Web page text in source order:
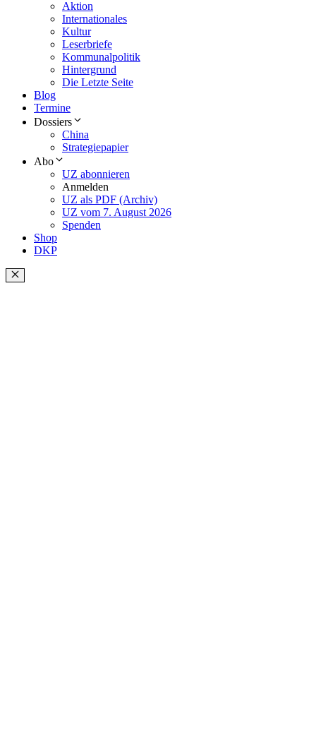
Aktion
Internationales
Kultur
Leserbriefe
Kommunalpolitik
Hintergrund
Die Letzte Seite
Blog
Termine
Dossiers
China
Strategiepapier
Abo
UZ abonnieren
Anmelden
UZ als PDF (Archiv)
UZ vom 7. August 2026
Spenden
Shop
DKP
Schließen